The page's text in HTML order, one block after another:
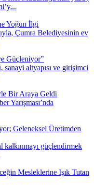
Yoğun İlgi
Çumra Belediyesinin ev
Güçleniyor”
altyapısı ve girişimci
Bir Araya Geldi
Yarışması’nda
Geleneksel Üretimden
güçlendirmek
Mesleklerine Işık Tutan